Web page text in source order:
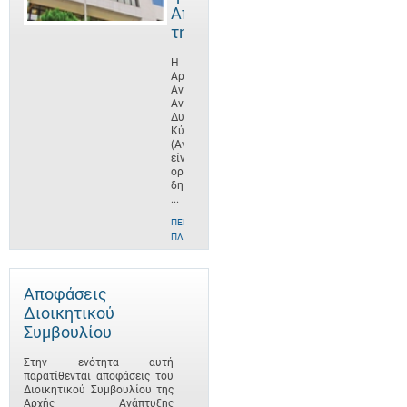
Αποστολή
της
Η
Αρχή
Ανάπτυξης
Ανθρώπινου
Δυναμικού
Κύπρου
(ΑνΑΔ)
είναι
οργανισμός
δημοσίου
...
ΠΕΡΙΣΣΌΤΕΡΕΣ
ΠΛΗΡΟΦΟΡΊΕΣ
Αποφάσεις
Διοικητικού
Συμβουλίου
Στην ενότητα αυτή
παρατίθενται αποφάσεις του
Διοικητικού Συμβουλίου της
Αρχής Ανάπτυξης